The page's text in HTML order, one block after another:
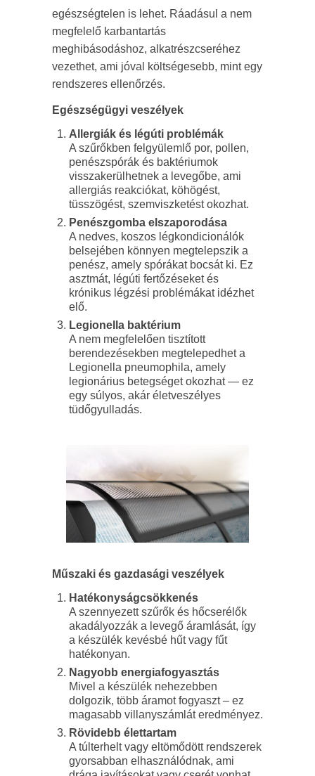
egészségtelen is lehet. Ráadásul a nem
megfelelő karbantartás
meghibásodáshoz, alkatrészcseréhez
vezethet, ami jóval költségesebb, mint egy
rendszeres ellenőrzés.
Egészségügyi veszélyek
Allergiák és légúti problémák
A szűrőkben felgyülemlő por, pollen,
penészspórák és baktériumok
visszakerülhetnek a levegőbe, ami
allergiás reakciókat, köhögést,
tüsszögést, szemviszketést okozhat.
Penészgomba elszaporodása
A nedves, koszos légkondicionálók
belsejében könnyen megtelepszik a
penész, amely spórákat bocsát ki. Ez
asztmát, légúti fertőzéseket és
krónikus légzési problémákat idézhet
elő.
Legionella baktérium
A nem megfelelően tisztított
berendezésekben megtelepedhet a
Legionella pneumophila, amely
legionárius betegséget okozhat — ez
egy súlyos, akár életveszélyes
tüdőgyulladás.
Műszaki és gazdasági veszélyek
Hatékonyságcsökkenés
A szennyezett szűrők és hőcserélők
akadályozzák a levegő áramlását, így
a készülék kevésbé hűt vagy fűt
hatékonyan.
Nagyobb energiafogyasztás
Mivel a készülék nehezebben
dolgozik, több áramot fogyaszt – ez
magasabb villanyszámlát eredményez.
Rövidebb élettartam
A túlterhelt vagy eltömődött rendszerek
gyorsabban elhasználódnak, ami